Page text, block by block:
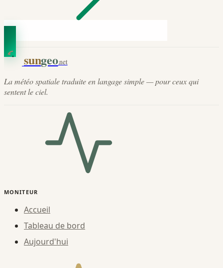
sungeo.net
La météo spatiale traduite en langage simple — pour ceux qui
sentent le ciel.
MONITEUR
Accueil
Tableau de bord
Aujourd'hui